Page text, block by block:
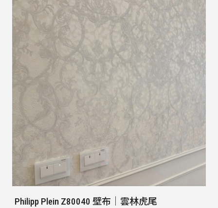
Philipp Plein Z80040 壁布｜雲林虎尾